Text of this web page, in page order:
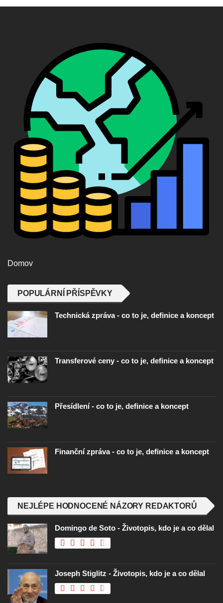
Domov
POPULÁRNÍ PŘÍSPĚVKY
Technická zpráva - co to je, definice a koncept
Transferové ceny - co to je, definice a koncept
Přesídlení - co to je, definice a koncept
Finanční zpráva - co to je, definice a koncept
NEJLÉPE HODNOCENÉ NÁZORY REDAKTORŮ
Domingo de Soto - Životopis, kdo je a co dělal
Joseph Stiglitz - Životopis, kdo je a co dělal